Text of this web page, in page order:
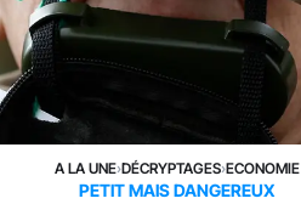
A LA UNE›DÉCRYPTAGES›ECONOMIE
PETIT MAIS DANGEREUX